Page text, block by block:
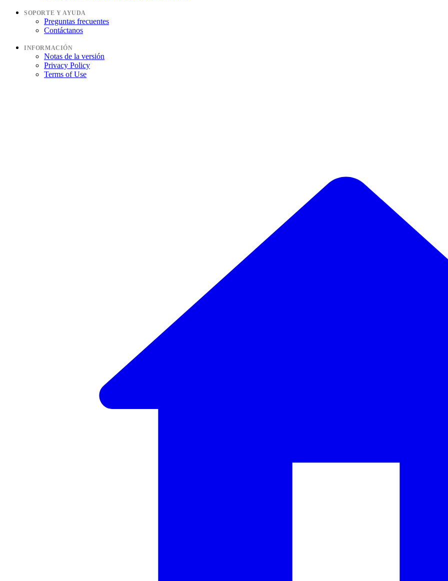
SOPORTE Y AYUDA
Preguntas frecuentes
Contáctanos
INFORMACIÓN
Notas de la versión
Privacy Policy
Terms of Use